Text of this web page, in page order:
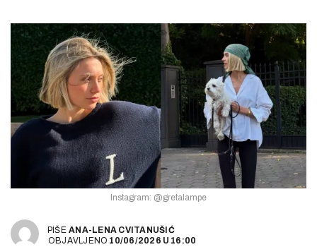
Instagram: @gretalampe
PIŠEANA-LENA CVITANUŠIĆ
OBJAVLJENO 10/06/2026 U 16:00